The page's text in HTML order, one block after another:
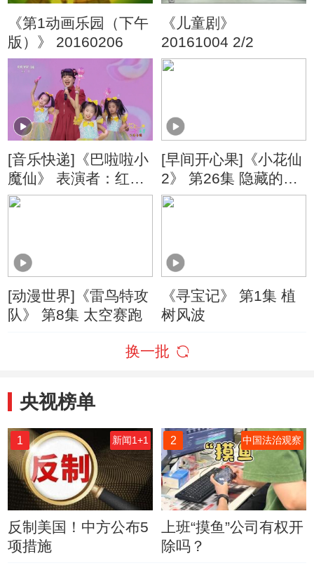
《第1动画乐园（下午
版）》 20160206
《儿童剧》
20161004 2/2
[音乐快递]《巴啦啦小
魔仙》 表演者：红果
果
[早间开心果]《小花仙
2》 第26集 隐藏的真
心
[动漫世界]《雷鸟特攻
队》 第8集 太空赛跑
《寻宝记》 第1集 植
树风波
换一批
央视榜单
1 新闻1+1
反制美国！中方公布5
项措施
2 中国法治观察
上班“摸鱼”公司有权开
除吗？